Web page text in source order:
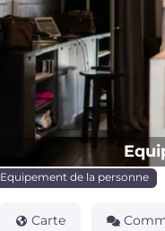
Equipement de la personne
Carte